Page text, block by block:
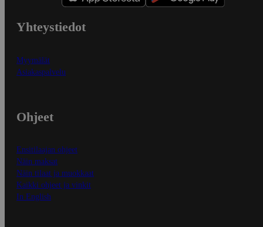
Yhteystiedot
Myymälät
Asiakaspalvelu
Ohjeet
Ensitilaajan ohjeet
Näin maksat
Näin tilaat ja muokkaat
Kaikki ohjeet ja vinkit
In English